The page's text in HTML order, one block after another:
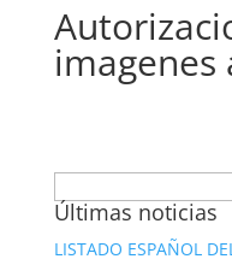
imagenes
Últimas noticias
LISTADO ESPAÑOL